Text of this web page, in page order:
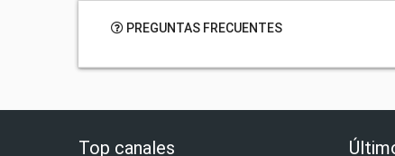
PREGUNTAS FRECUENTES
Top canales